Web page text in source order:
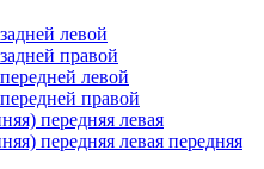
левой
правой
левой
правой
передняя левая
передняя левая передняя